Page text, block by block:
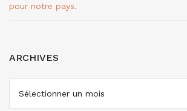
pour notre pays.
ARCHIVES
ARCHIVES